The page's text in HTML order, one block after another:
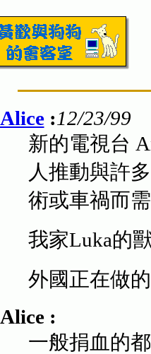
Alice:12/23/99
新的電視台
人推動與許
術或車禍而
我家Luka的
外國正在做
Alice :
一般捐血的